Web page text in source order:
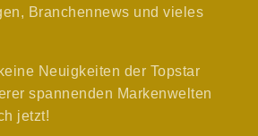
Branchennews und vieles
Neuigkeiten der Topstar
spannenden Markenwelten
jetzt!